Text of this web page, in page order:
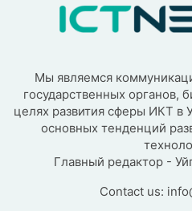
Мы являемся
государственных органов,
целях развития сферы ИКТ в
основных тенденций
Главный редактор -
Contact us: